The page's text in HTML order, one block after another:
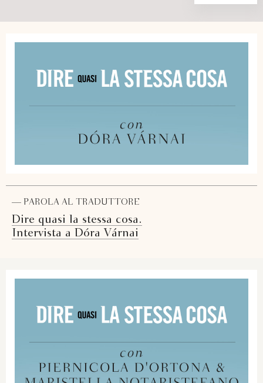
— PAROLA AL TRADUTTORE
Dire quasi la stessa cosa.
Intervista a Dóra Várnai